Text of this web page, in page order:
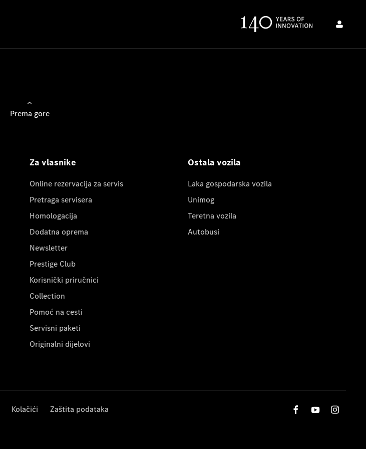
Prema gore
Za vlasnike
Online rezervacija za servis
Pretraga servisera
Homologacija
Dodatna oprema
Newsletter
Prestige Club
Korisnički priručnici
Collection
Pomoć na cesti
Servisni paketi
Originalni dijelovi
Ostala vozila
Laka gospodarska vozila
Unimog
Teretna vozila
Autobusi
Kolačići Zaštita podataka